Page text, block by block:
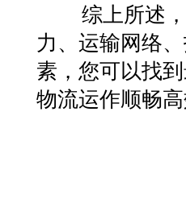
综上所述，
力、运输网络
素，您可以找
物流运作顺畅